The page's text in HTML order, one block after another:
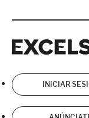
INICIAR